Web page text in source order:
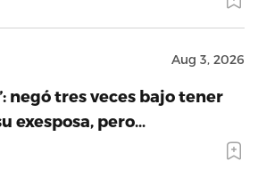
Aug 3, 2026
negó tres veces bajo tener
exesposa, pero…